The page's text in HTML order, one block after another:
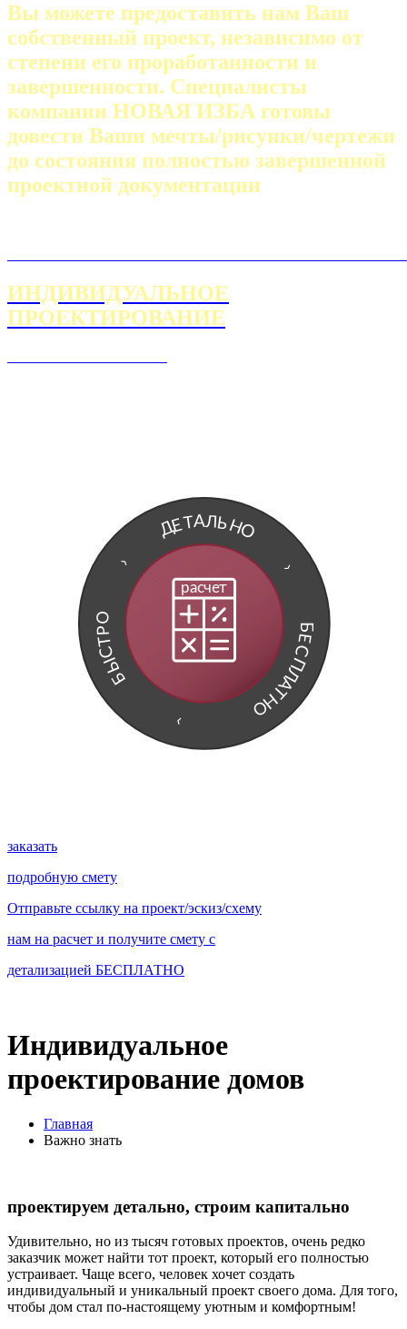
Вы можете предоставить нам Ваш
собственный проект, независимо от
степени его проработанности и
завершенности. Специалисты
компании НОВАЯ ИЗБА готовы
довести Ваши мечты/рисунки/чертежи
до состояния полностью завершенной
проектной документации
ИНДИВИДУАЛЬНОЕ
ПРОЕКТИРОВАНИЕ
Б
Ы
С
Т
Р
О
›
ДЕТАЛЬНО
›
Б
Е
С
П
Л
А
Т
Н
О
›
расчет
заказать
подробную смету
Отправьте ссылку на проект/эскиз/схему
нам на расчет и получите смету с
детализацией БЕСПЛАТНО
Индивидуальное
проектирование домов
Главная
Важно знать
проектируем детально, строим капитально
Удивительно, но из тысяч готовых проектов, очень редко
заказчик может найти тот проект, который его полностью
устраивает. Чаще всего, человек хочет создать
индивидуальный и уникальный проект своего дома. Для того,
чтобы дом стал по-настоящему уютным и комфортным!